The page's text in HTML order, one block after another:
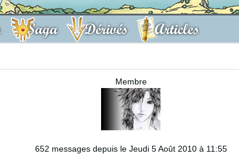
Saga Dérivés Articles
Membre
652 messages depuis le Jeudi 5 Août 2010 à 11:55